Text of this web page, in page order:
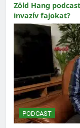
Zöld Hang
invazív fajokat?
PODCAST